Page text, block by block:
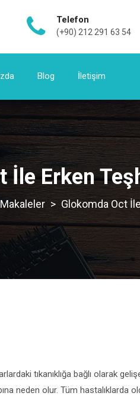
Telefon
(+90) 212 291 63 54
Blog İletişim
İle Erken
Makaleler > Glokomda Oct
tıkanıklığa bağlı olarak
neden olur. Tüm hastalıklarda